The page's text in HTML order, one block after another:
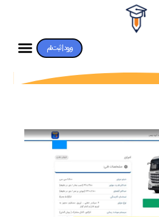
ورود | ثبت‌نام